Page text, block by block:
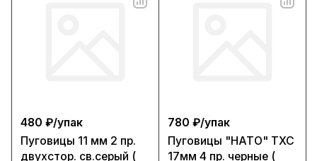
480 ₽/упак
Пуговицы 11 мм 2 пр.
двухстор. св.серый (
780 ₽/упак
Пуговицы "НАТО" ТХС
17мм 4 пр. черные (